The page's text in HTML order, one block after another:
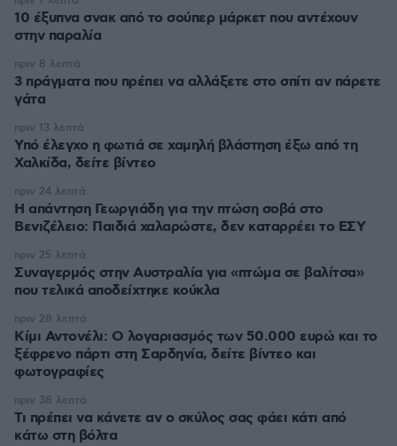
10 έξυπνα σνακ από το σούπερ μάρκετ που αντέχουν
στην παραλία
3 πράγματα που πρέπει να αλλάξετε στο σπίτι αν πάρετε
γάτα
πριν 8 λεπτά
Υπό έλεγχο η φωτιά σε χαμηλή βλάστηση έξω από τη
Χαλκίδα, δείτε βίντεο
πριν 13 λεπτά
Η απάντηση Γεωργιάδη για την πτώση σοβά στο
Βενιζέλειο: Παιδιά χαλαρώστε, δεν καταρρέει το ΕΣΥ
πριν 24 λεπτά
Συναγερμός στην Αυστραλία για «πτώμα σε βαλίτσα»
που τελικά αποδείχτηκε κούκλα
πριν 25 λεπτά
Κίμι Αντονέλι: Ο λογαριασμός των 50.000 ευρώ και το
ξέφρενο πάρτι στη Σαρδηνία, δείτε βίντεο και
φωτογραφίες
πριν 28 λεπτά
Τι πρέπει να κάνετε αν ο σκύλος σας φάει κάτι από
κάτω στη βόλτα
πριν 38 λεπτά